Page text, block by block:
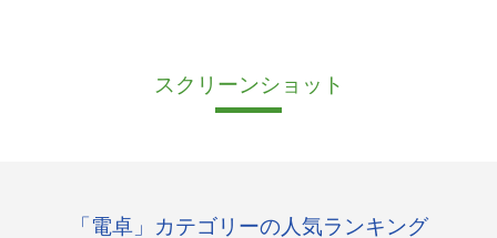
スクリーンショット
「電卓」カテゴリーの人気ランキング